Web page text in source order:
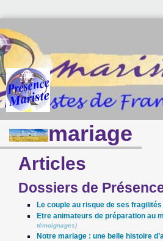
mariage
Articles
Dossiers de
Le couple au risque de ses fragilités
Etre animateurs de préparation au
témoignages)
Notre mariage : une belle histoire